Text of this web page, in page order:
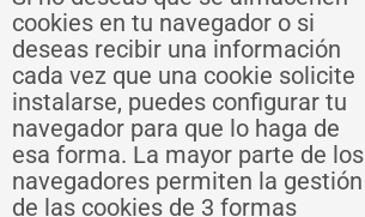
cookies en tu navegador o si
deseas recibir una información
cada vez que una cookie solicite
instalarse, puedes configurar tu
navegador para que lo haga de
esa forma. La mayor parte de los
navegadores permiten la gestión
de las cookies de 3 formas